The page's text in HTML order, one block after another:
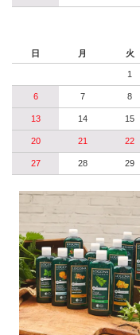
日 月 火
1
6 7 8
13 14 15
20 21 22
27 28 29